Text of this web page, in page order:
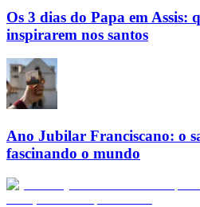
Os 3 dias do Papa em Assis:
inspirarem nos santos
Ano Jubilar Franciscano: o
fascinando o mundo